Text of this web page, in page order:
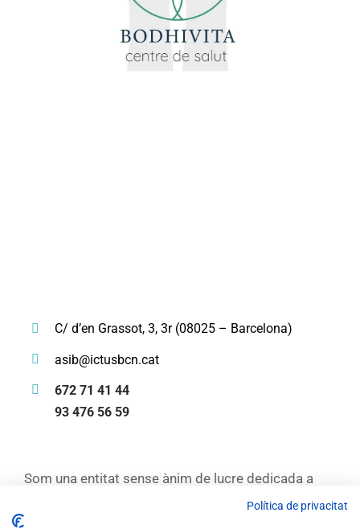
C/ d’en Grassot, 3, 3r (08025 – Barcelona)
asib@ictusbcn.cat
672 71 41 44
93 476 56 59
Som una entitat sense ànim de lucre dedicada a
millorar la qualitat de vida de les persones que han
Política de privacitat